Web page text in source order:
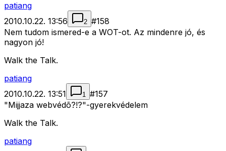
patiang
2010.10.22. 13:56
2 #158
Nem tudom ismered-e a WOT-ot. Az mindenre jó, és
nagyon jó!
Walk the Talk.
patiang
2010.10.22. 13:51
1 #157
"Mijjaza webvédõ?!?"-gyerekvédelem
Walk the Talk.
patiang